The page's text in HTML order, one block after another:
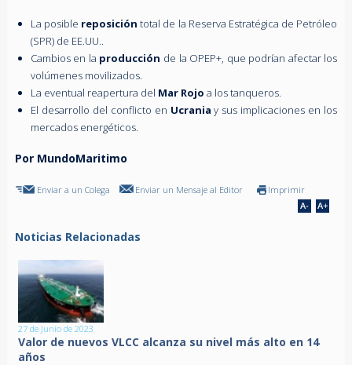
La posible reposición total de la Reserva Estratégica de Petróleo
(SPR) de EE.UU..
Cambios en la producción de la OPEP+, que podrían afectar los
volúmenes movilizados.
La eventual reapertura del Mar Rojo a los tanqueros.
El desarrollo del conflicto en Ucrania y sus implicaciones en los
mercados energéticos.
Por MundoMaritimo
Enviar a un Colega Enviar un Mensaje al Editor Imprimir
Noticias Relacionadas
27 de Junio de 2023
Valor de nuevos VLCC alcanza su nivel más alto en 14
años